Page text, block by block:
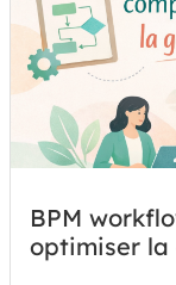
BPM
optimiser la